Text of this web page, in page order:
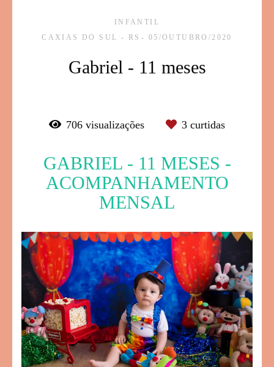
INFANTIL
CAXIAS DO SUL - RS
05/OUTUBRO/2020
Gabriel - 11 meses
706 visualizações 3 curtidas
GABRIEL - 11 MESES -
ACOMPANHAMENTO
MENSAL